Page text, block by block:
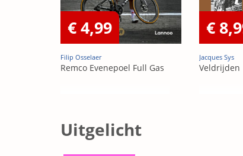
€ 4,99
Filip Osselaer
Remco Evenepoel Full Gas
€
Jacques Sys
Veldrijden
Uitgelicht